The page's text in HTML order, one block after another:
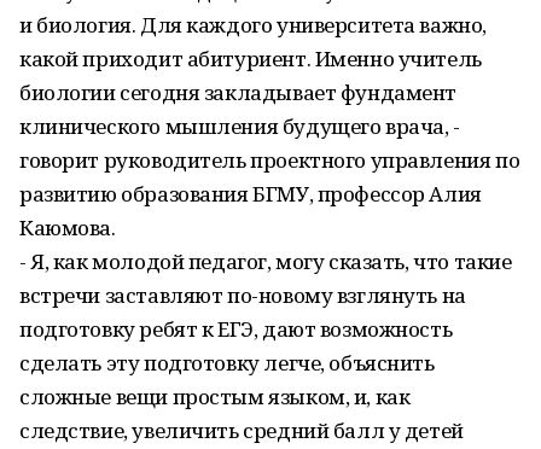
и биология. Для каждого университета важно,
какой приходит абитуриент. Именно учитель
биологии сегодня закладывает фундамент
клинического мышления будущего врача, -
говорит руководитель проектного управления по
развитию образования БГМУ, профессор Алия
Каюмова.
- Я, как молодой педагог, могу сказать, что такие
встречи заставляют по-новому взглянуть на
подготовку ребят к ЕГЭ, дают возможность
сделать эту подготовку легче, объяснить
сложные вещи простым языком, и, как
следствие, увеличить средний балл у детей